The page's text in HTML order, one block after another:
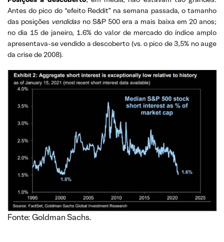
Antes do pico do “efeito Reddit” na semana passada, o tamanho
das posições vendidasno S&P 500 era a mais baixa em 20 anos;
no dia 15 de janeiro, 1.6% do valor de mercado do índice amplo
apresentava-se vendido a descoberto (vs. o pico de 3,5% no auge
da crise de 2008).
Fonte: Goldman Sachs.